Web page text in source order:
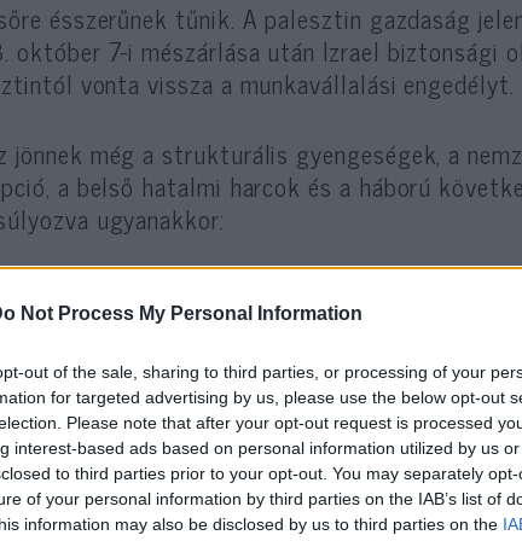
Not Process My Personal Information
out of the sale, sharing to third parties, or processing of your
for targeted advertising by us, please use the below opt-out
Please note that after your opt-out request is processed
interest-based ads based on personal information utilized by us
to third parties prior to your opt-out. You may separately
of your personal information by third parties on the IAB’s list of
information may also be disclosed by us to third parties on the
ésszerűnek tűnik. A palesztin gazdaság
október 7-i mészárlása után Izrael biztonsági
vonta vissza a munkavállalási engedélyt.
jönnek még a strukturális gyengeségek, a
a belső hatalmi harcok és a háború
ugyanakkor:
segítség akkor válik
amely jutalmazza az izraeliek
és évek óta elkerüli a
ugyanis a lépéssel több száz millió euró
amely kapcsolódik a terrorizmust